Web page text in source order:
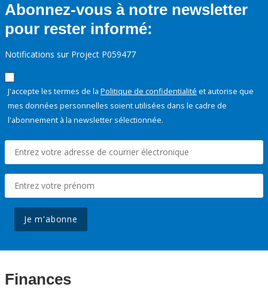
Abonnez-vous à notre newsletter
pour rester informé:
Notifications sur Project P059477
J'accepte les termes de la Politique de confidentialité et autorise que
mes données personnelles soient utilisées dans le cadre de
l'abonnement à la newsletter sélectionnée.
Je m'abonne
Finances